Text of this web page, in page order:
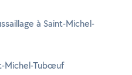
à Saint-Michel-
Michel-Tubœuf